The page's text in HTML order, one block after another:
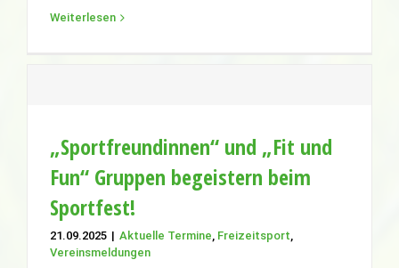
Weiterlesen
„Sportfreundinnen“ und „Fit und Fun“
Gruppen begeistern beim Sportfest!
Aktuelle Termine
„Sportfreundinnen“ und „Fit und
Fun“ Gruppen begeistern beim
Sportfest!
21.09.2025 | Aktuelle Termine, Freizeitsport,
Vereinsmeldungen